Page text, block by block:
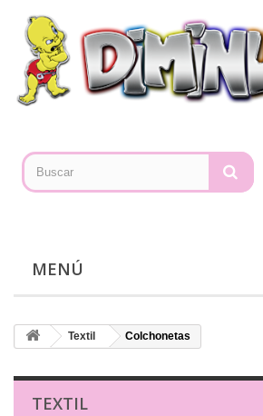
MENÚ
Textil Colchonetas
TEXTIL